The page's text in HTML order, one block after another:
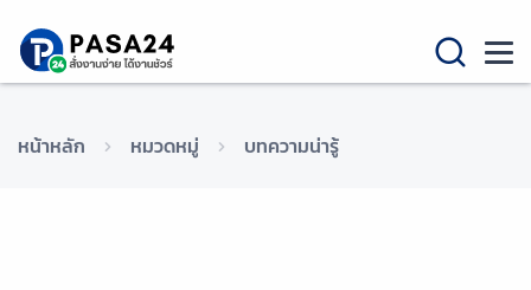
หน้าหลัก หมวดหมู่ บทความน่ารู้